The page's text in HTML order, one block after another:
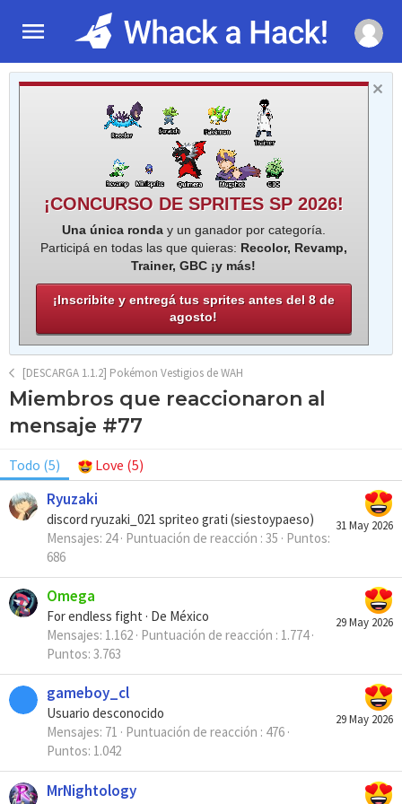
¡CONCURSO DE SPRITES SP 2026!
Una única ronday un ganador por categoría.
Participá en todas las que quieras: Recolor, Revamp,
Trainer, GBC ¡y más!
¡Inscribite y entregá tus sprites antes del 8 de
agosto!
[DESCARGA 1.1.2] Pokémon Vestigios de WAH
Miembros que reaccionaron al
mensaje #77
Todo (5) Love (5)
31 May 2026
Ryuzaki
discord ryuzaki_021 spriteo grati (siestoypaeso)
Mensajes 24 Puntuación de reacción 35 Puntos
686
29 May 2026
Omega
For endless fight · De México
Mensajes 1.162 Puntuación de reacción 1.774
Puntos 3.763
29 May 2026
gameboy_cl
Usuario desconocido
Mensajes 71 Puntuación de reacción 476
Puntos 1.042
MrNightology